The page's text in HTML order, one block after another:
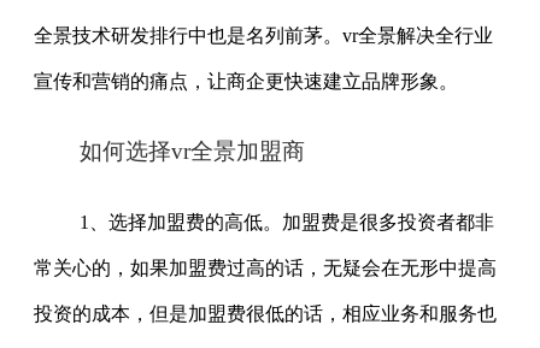
全景技术研发排行中也是名列前茅。vr全景解决全行业
宣传和营销的痛点，让商企更快速建立品牌形象。
如何选择vr全景加盟商
1、选择加盟费的高低。加盟费是很多投资者都非
常关心的，如果加盟费过高的话，无疑会在无形中提高
投资的成本，但是加盟费很低的话，相应业务和服务也